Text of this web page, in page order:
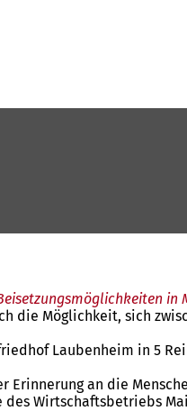
in
Möglichkeit, sich
Laubenheim in 5
an die
Wirtschaftsbetriebs